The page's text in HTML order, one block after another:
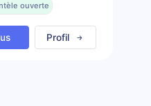
ouverte
Profil